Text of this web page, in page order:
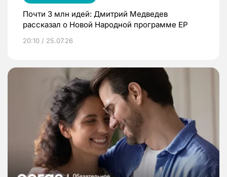
Почти 3 млн идей: Дмитрий Медведев
рассказал о Новой Народной программе ЕР
20:10 / 25.07.26